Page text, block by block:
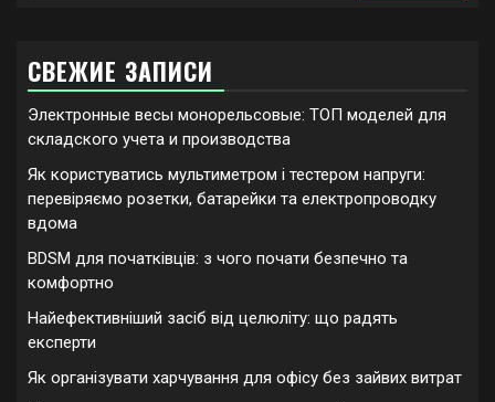
СВЕЖИЕ ЗАПИСИ
Электронные весы монорельсовые: ТОП моделей для
складского учета и производства
Як користуватись мультиметром і тестером напруги:
перевіряємо розетки, батарейки та електропроводку
вдома
BDSM для початківців: з чого почати безпечно та
комфортно
Найефективніший засіб від целюліту: що радять
експерти
Як організувати харчування для офісу без зайвих витрат